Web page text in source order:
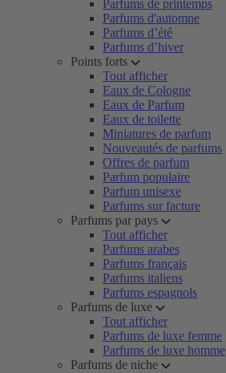
Parfums de printemps
Parfums d'automne
Parfums d’été
Parfums d’hiver
Points forts
Tout afficher
Eaux de Cologne
Eaux de Parfum
Eaux de toilette
Miniatures de parfum
Nouveautés de parfums
Offres de parfum
Parfum populaire
Parfum unisexe
Parfums sur facture
Parfums par pays
Tout afficher
Parfums arabes
Parfums français
Parfums italiens
Parfums espagnols
Parfums de luxe
Tout afficher
Parfums de luxe femme
Parfums de luxe homme
Parfums de niche